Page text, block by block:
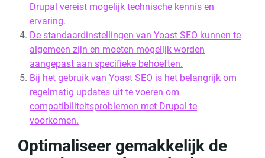
Drupal vereist mogelijk technische kennis en
ervaring.
De standaardinstellingen van Yoast SEO kunnen te
algemeen zijn en moeten mogelijk worden
aangepast aan specifieke behoeften.
Bij het gebruik van Yoast SEO is het belangrijk om
regelmatig updates uit te voeren om
compatibiliteitsproblemen met Drupal te
voorkomen.
Optimaliseer gemakkelijk de